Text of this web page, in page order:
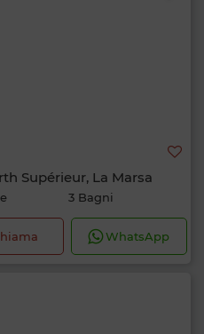
Supérieur, La Marsa
3 Bagni
WhatsApp